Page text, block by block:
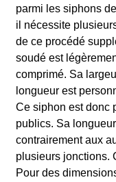
parmi les siphons
il nécessite
de ce procédé
soudé est
comprimé. Sa
longueur est
Ce siphon est donc
publics. Sa
contrairement aux
plusieurs jonctions.
Pour des